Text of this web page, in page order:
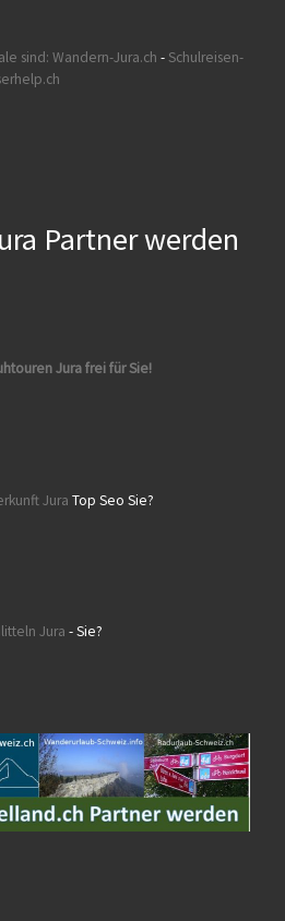
sind: Wandern-Jura.ch - Schulreisen-
Partner werden
Jura frei für Sie!
Jura Top Seo Sie?
Jura - Sie?